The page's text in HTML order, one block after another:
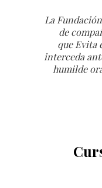
La
de
que Evita
interceda
humilde